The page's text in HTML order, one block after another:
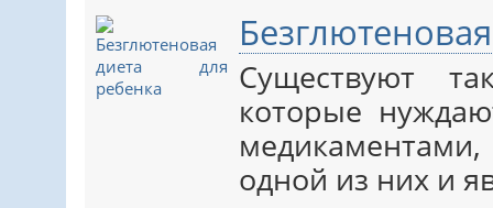
Существуют
которые
одной из них и